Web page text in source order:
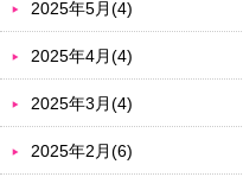
2025年5月(4)
2025年4月(4)
2025年3月(4)
2025年2月(6)